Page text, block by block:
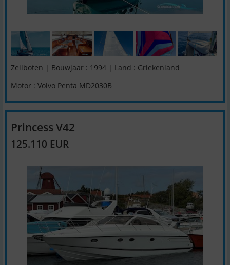
Zeilboten | Bouwjaar : 1994 | Land : Griekenland
Motor : Volvo Penta MD2030B
Princess V42
125.110 EUR